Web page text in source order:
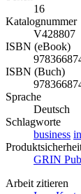
16
Katalognummer
V428807
ISBN (eBook)
ISBN (Buch)
Sprache
Deutsch
Schlagworte
business
GRIN
Arbeit zitieren